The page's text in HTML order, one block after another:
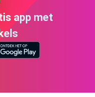
app met